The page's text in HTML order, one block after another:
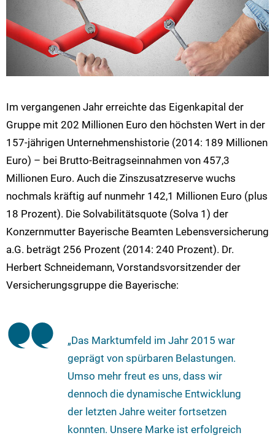
Im vergangenen Jahr erreichte das Eigenkapital der
Gruppe mit 202 Millionen Euro den höchsten Wert in der
157-jährigen Unternehmenshistorie (2014: 189 Millionen
Euro) – bei Brutto-Beitragseinnahmen von 457,3
Millionen Euro. Auch die Zinszusatzreserve wuchs
nochmals kräftig auf nunmehr 142,1 Millionen Euro (plus
18 Prozent). Die Solvabilitätsquote (Solva 1) der
Konzernmutter Bayerische Beamten Lebensversicherung
a.G. beträgt 256 Prozent (2014: 240 Prozent). Dr.
Herbert Schneidemann, Vorstandsvorsitzender der
Versicherungsgruppe die Bayerische:
„Das Marktumfeld im Jahr 2015 war
geprägt von spürbaren Belastungen.
Umso mehr freut es uns, dass wir
dennoch die dynamische Entwicklung
der letzten Jahre weiter fortsetzen
konnten. Unsere Marke ist erfolgreich